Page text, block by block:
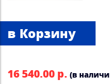
16 540.00 р. (в